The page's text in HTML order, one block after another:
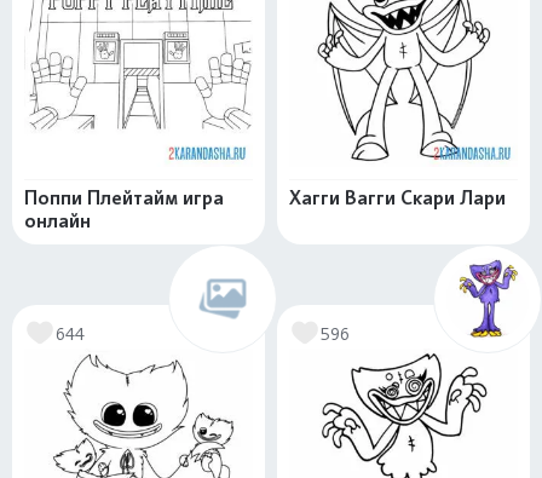
Поппи Плейтайм игра
онлайн
Хагги Вагги Скари Лари
644 596